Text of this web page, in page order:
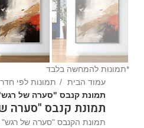
*תמונות להמחשה בלבד
עמוד הבית
תמונות לפי חדר
תמונת קנבס "סערה של
תמונת קנבס "סערה
תמונת הקנבס "סערה של רגש"